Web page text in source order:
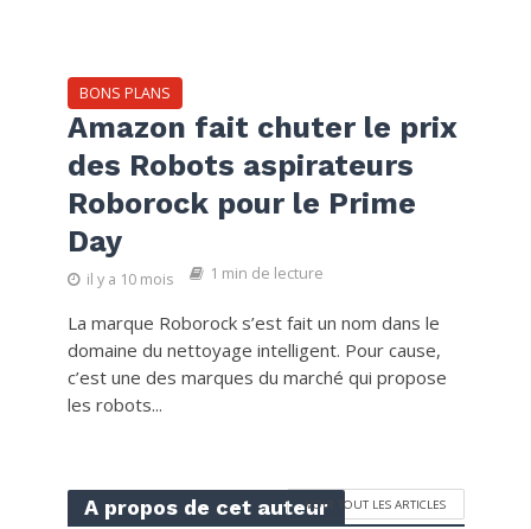
BONS PLANS
Amazon fait chuter le prix
des Robots aspirateurs
Roborock pour le Prime
Day
il y a 10 mois 1 min de lecture
La marque Roborock s’est fait un nom dans le
domaine du nettoyage intelligent. Pour cause,
c’est une des marques du marché qui propose
les robots...
A propos de cet auteurVOIR TOUT LES ARTICLES